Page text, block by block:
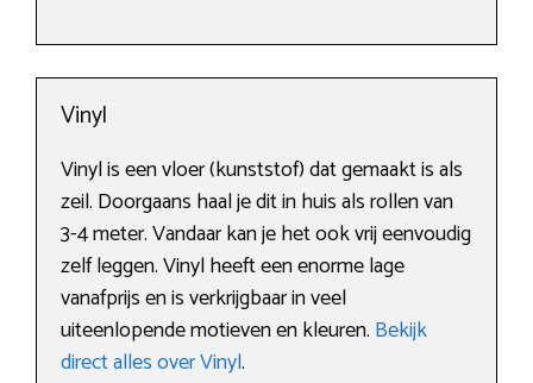
Vinyl
Vinyl is een vloer (kunststof) dat gemaakt is als
zeil. Doorgaans haal je dit in huis als rollen van
3-4 meter. Vandaar kan je het ook vrij eenvoudig
zelf leggen. Vinyl heeft een enorme lage
vanafprijs en is verkrijgbaar in veel
uiteenlopende motieven en kleuren. Bekijk
direct alles over Vinyl.